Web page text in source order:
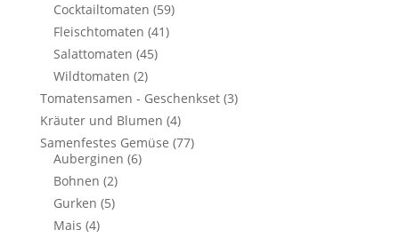
Cocktailtomaten (59)
Fleischtomaten (41)
Salattomaten (45)
Wildtomaten (2)
Tomatensamen - Geschenkset (3)
Kräuter und Blumen (4)
Samenfestes Gemüse (77)
Auberginen (6)
Bohnen (2)
Gurken (5)
Mais (4)